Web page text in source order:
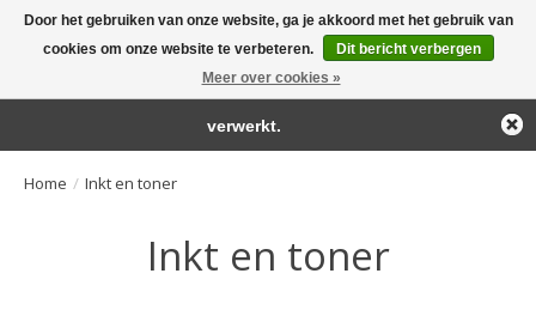
Large selection of products and fast shipping!
Home / Inkt en toner
Inkt en toner
Door het gebruiken van onze website, ga je akkoord met het gebruik van
cookies om onze website te verbeteren.
Dit bericht verbergen
Meer over cookies »
← Keer terug naar de backofficeDeze winkel is in aanbouw.
Eventueel geplaatste orders zullen niet worden gehonoreerd of
verwerkt.